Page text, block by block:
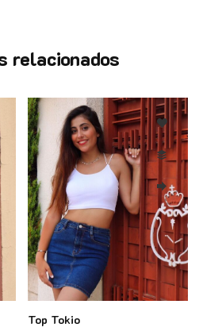
relacionados
Top Tokio